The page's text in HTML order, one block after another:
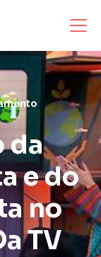
da
e do
no
TV